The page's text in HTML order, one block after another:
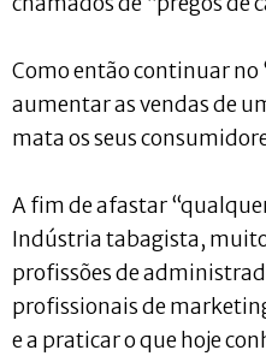
Como então continuar no
aumentar as vendas de
mata os seus
A fim de afastar
Indústria tabagista,
profissões de
profissionais de
e a praticar o que hoje